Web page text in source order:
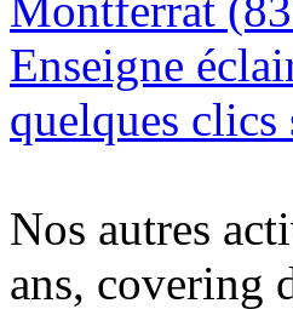
Enseigne
quelques
Nos autres
ans, covering